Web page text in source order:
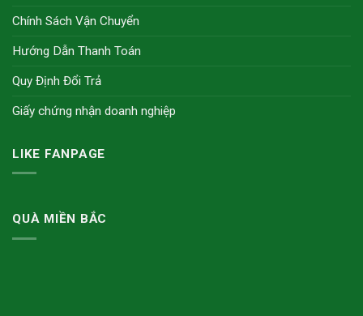
Chính Sách Vận Chuyển
Hướng Dẫn Thanh Toán
Quy Định Đổi Trả
Giấy chứng nhận doanh nghiệp
LIKE FANPAGE
QUÀ MIỀN BẮC